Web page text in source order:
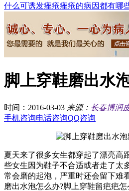
什么可诱发痤疮痤疮的病因都有哪
脚上穿鞋磨出水
时间：2016-03-03 来源： 长春博润
手机咨询电话咨询QQ咨询
夏天来了很多女生都穿起了漂亮高
些女生因为鞋子不合适或者走了太
常会磨的起泡，严重时还会留下难
磨出水泡怎么办?脚上穿鞋留疤疤